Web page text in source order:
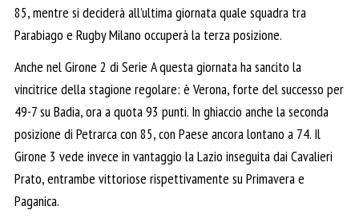
85, mentre si deciderà all’ultima giornata quale squadra tra
Parabiago e Rugby Milano occuperà la terza posizione.
Anche nel Girone 2 di Serie A questa giornata ha sancito la
vincitrice della stagione regolare: è Verona, forte del successo per
49-7 su Badia, ora a quota 93 punti. In ghiaccio anche la seconda
posizione di Petrarca con 85, con Paese ancora lontano a 74. Il
Girone 3 vede invece in vantaggio la Lazio inseguita dai Cavalieri
Prato, entrambe vittoriose rispettivamente su Primavera e
Paganica.